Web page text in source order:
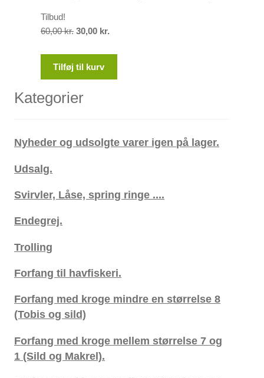
Tilbud!
60,00kr. Den
var:
30,00 kr.
Tilføj til kurv
Kategorier
Nyheder og udsolgte varer igen på lager.
Udsalg.
Svirvler, Låse, spring ringe ....
Endegrej.
Trolling
Forfang til havfiskeri.
Forfang med kroge mindre en størrelse 8
(Tobis og sild)
Forfang med kroge mellem størrelse 7 og
1 (Sild og Makrel).